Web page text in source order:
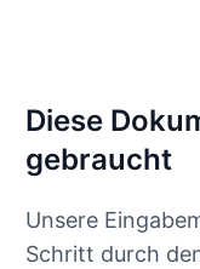
Diese
gebraucht
Unsere
Schritt durch